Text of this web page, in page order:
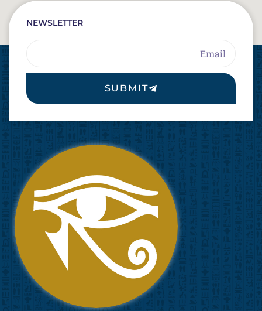
NEWSLETTER
SUBMIT